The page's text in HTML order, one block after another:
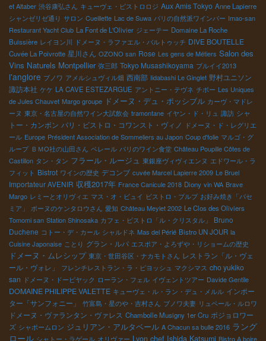
et Altaber 渋谷康弘さん キューヴェ・ビストロロジ Aux Amis Tokyo Anne Lapierre
シャンゼリゼ通り サロン Cueillette Lac de Suwa パリの自然派ワインバー Imao-san
Restaurant Yacht Club La Font de L'Olivier ジェーテー Domaine La Roche
Buissière レイヨン川 ドメーヌ・ラファエル・バルトゥッチ DIVE BOUTELLE
Cuvée La Poivrotte 星川さん OZONO san Rose Les gens de Métiers Salon des
Vins Naturels Montpellier 弥三郎 Tokyo Musashikoyama ブルイイ2013
l'anglore ブノワ アメルシュヴィル畑 西南部 Iidabashi Le Ginglet 野村ユニソン
諏訪本社 ケケ LA CAVE ESTEZARGUE アントニー・テヴネ チボー Les Uniques
de Jules Chauvet Margo groupe ドメーヌ・デュ・ポッシブル カーヴ・マドレ
ーヌ 東京・名古屋の自然ワイン大試飲会 tramontane イヤン・ド・リュ 諏訪 シャ
トー・カンボン パリ・ビストロ・コワンスト・ヴィノ
ドメーヌ・ド・レグリエ
ール Europe Président Association de Sommeliers au Japon Coup d'folie マルゴ・グ
ループ ＢＭО社の山田さん ベレール パリのワイン食堂 Château Poupille Côtes de
Castillon タン・タン フラール・ルージュ 東銀座ヴィヴィエンヌ エドワール・ラ
フィット Bistrot ワインの歴史 デコンブ cuvée Marcel Lapierre 2009 Le Bruel
Importateur AVENIR 収穫2017年 France Canicule 2018 Diony vin WA Brave
Margo レミーとオリヴィエ マス・オ・ビュイ ビストロ・プルプ お好み焼き「パセ
ミア」
ボーヌのケンタロウさん 愛知 Château Meylet 2002 Le Clos des Oliviers
Tomomi san Station Shinosaka カフェ・ビストロ「ル・クリスタル」
Bruno
Duchene コトー・デ・カール シャルドネ Mas del Périé Bistro UN JOUR la
Cuisine Japonaise ことり グラン・ルパ エスポア・よろずや・リショームの歴史
ドメーヌ・ムレシップ 東京・世田谷区・ナカモトさん レストラン「ル・ヴェ
ール・ヴォレ」
フレンチレストラン・ラ・ピヨッシュ マクシマス cho yukiko
san ドメーヌ・ドーピヤック ローラン・フェル イヴェントツアー Davide Gentile
DOMAINE PHILIPPE VALETTE キューヴェ・ル・ラン・デュ・メルル インポー
ター「サンフォニー」
竹富島・星のや・吉村さん ブノワ夫妻 リュペール・ルロワ
ドメーヌ・ヴァランタン・ヴァレス Chambolle Musigny 1er Cru ボジョロワー
ズ シャポームロン ジュリアン・アルタベール A Chacun sa bulle 2016 ラング
ロール シャトー・ラゲール オリヴァー Lyon chef Ishida Katsumi Bistro A boire